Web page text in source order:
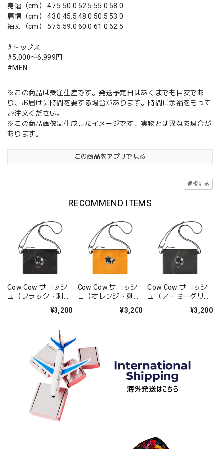
身幅（cm） 47.5 50.0 52.5 55.0 58.0
肩幅（cm） 43.0 45.5 48.0 50.5 53.0
袖丈（cm） 57.5 59.0 60.0 61.0 62.5
#トップス
#5,000〜6,999円
#MEN
※この商品は受注生産です。発送予定日はあくまでも目安であ
り、お届けに時間を要する場合があります。時間に余裕をもって
ご注文ください。
※この商品画像は生成したイメージです。実物とは異なる場合が
あります。
この商品をアプリで見る
通報する
RECOMMEND ITEMS
Cow Cow サコッシ
ュ（ブラック・刺
¥3,200
Cow Cow サコッシ
ュ（オレンジ・刺
¥3,200
Cow Cow サコッシ
ュ（アーミーグリー
¥3,200